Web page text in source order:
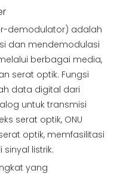
demodulator) adalah
dan mendemodulasi
berbagai media,
serat optik. Fungsi
data digital dari
untuk transmisi
serat optik, ONU
optik, memfasilitasi
listrik.
yang